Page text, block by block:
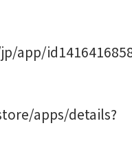
app/
apps/details?